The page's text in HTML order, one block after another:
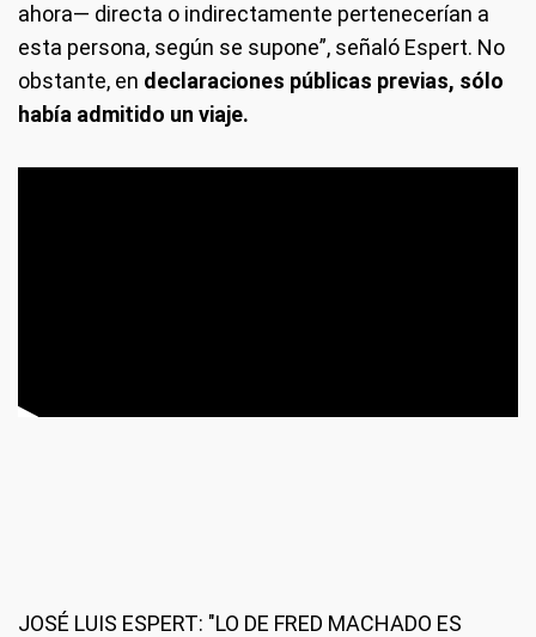
ahora— directa o indirectamente pertenecerían a
esta persona, según se supone”, señaló Espert. No
obstante, en declaraciones públicas previas, sólo
había admitido un viaje.
JOSÉ LUIS ESPERT: "LO DE FRED MACHADO ES